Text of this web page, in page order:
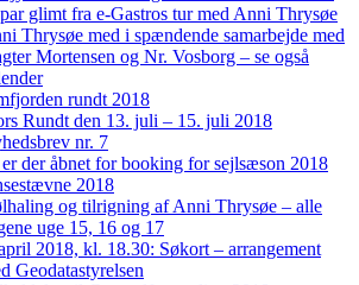
glimt fra e-Gastros tur med Anni Thrysøe
Thrysøe med i spændende samarbejde med
Mortensen og Nr. Vosborg – se også
rundt 2018
Rundt den 13. juli – 15. juli 2018
nr. 7
er der åbnet for booking for sejlsæson 2018
2018
og tilrigning af Anni Thrysøe – alle
uge 15, 16 og 17
2018, kl. 18.30: Søkort – arrangement
Geodatastyrelsen